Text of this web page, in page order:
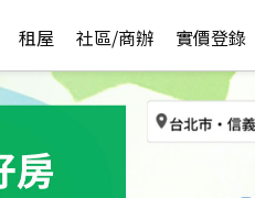
租屋 社區/商辦 實價登錄